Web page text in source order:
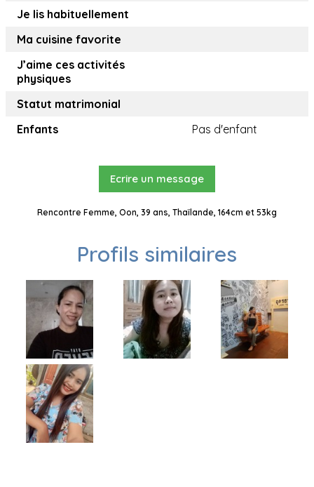
Je lis habituellement
Ma cuisine favorite
J’aime ces activités
physiques
Statut matrimonial
Enfants
Pas d'enfant
Ecrire un message
Rencontre Femme, Oon, 39 ans, Thaïlande, 164cm et 53kg
Profils similaires